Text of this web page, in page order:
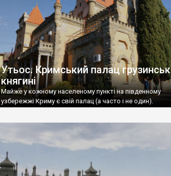
Утьос. Кримський палац
княгині
Майже у кожному населеному пункті на південному
узбережжі Криму є свій палац (а часто і не один).